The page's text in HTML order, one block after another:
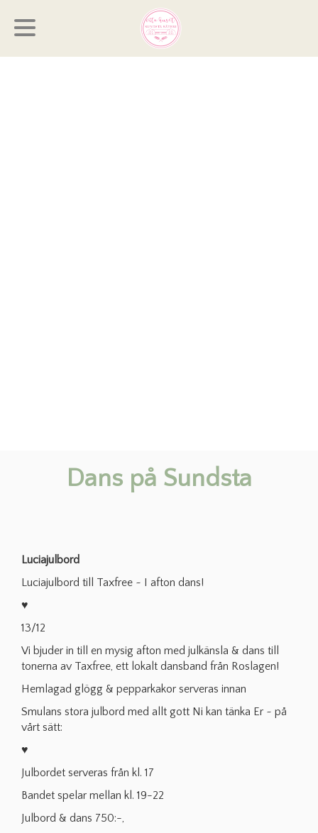
Dans på Sundsta
Luciajulbord
Luciajulbord till Taxfree ~ I afton dans!
♥
13/12
Vi bjuder in till en mysig afton med julkänsla & dans till
tonerna av Taxfree, ett lokalt dansband från Roslagen!
Hemlagad glögg & pepparkakor serveras innan
Smulans stora julbord med allt gott Ni kan tänka Er ~ på
vårt sätt:
♥
Julbordet serveras från kl. 17
Bandet spelar mellan kl. 19-22
Julbord & dans 750:-,